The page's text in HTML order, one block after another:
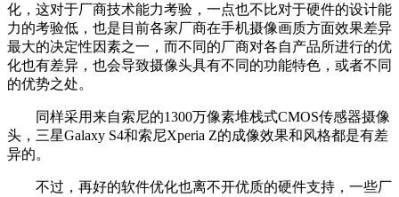
化，这对于厂商技术能力考验，一点也不比对于硬件的设计能
力的考验低，也是目前各家厂商在手机摄像画质方面效果差异
最大的决定性因素之一，而不同的厂商对各自产品所进行的优
化也有差异，也会导致摄像头具有不同的功能特色，或者不同
的优势之处。
同样采用来自索尼的1300万像素堆栈式CMOS传感器摄像
头，三星Galaxy S4和索尼Xperia Z的成像效果和风格都是有差
异的。
不过，再好的软件优化也离不开优质的硬件支持，一些厂